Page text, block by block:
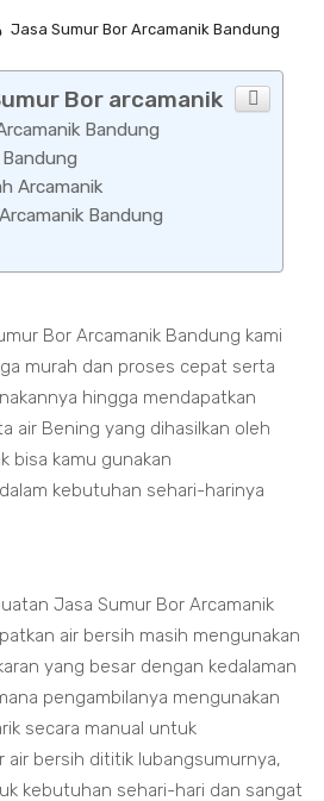
Jasa Sumur Bor Arcamanik Bandung
Bor arcamanik
Bandung
Arcamanik
Bandung
Bor Arcamanik Bandung kami
murah dan proses cepat serta
hingga mendapatkan
air Bening yang dihasilkan oleh
bisa kamu gunakan
kebutuhan sehari-harinya
Jasa Sumur Bor Arcamanik
air bersih masih mengunakan
yang besar dengan kedalaman
pengambilanya mengunakan
secara manual untuk
air bersih dititik lubangsumurnya,
kebutuhan sehari-hari dan sangat